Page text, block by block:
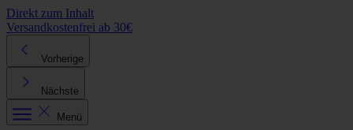
Direkt zum Inhalt
Versandkostenfrei ab 30€
Vorherige
Nächste
Menü